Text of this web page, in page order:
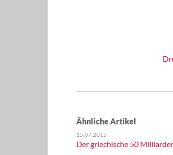
Ähnliche Artikel
15.07.2015
Der griechische 50